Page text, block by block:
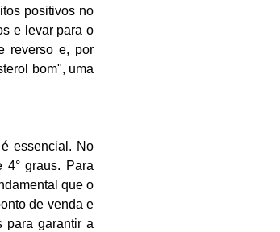
positivos no
e levar para o
reverso e, por
bom", uma
essencial. No
4° graus. Para
que o
de venda e
para garantir a